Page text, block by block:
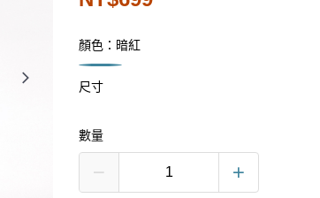
顏色：暗紅
尺寸
數量